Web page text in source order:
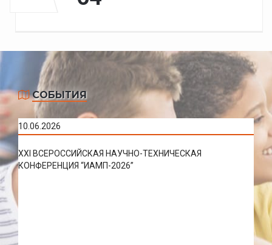
СОБЫТИЯ
10.06.2026
XXI ВСЕРОССИЙСКАЯ НАУЧНО-ТЕХНИЧЕСКАЯ
КОНФЕРЕНЦИЯ “ИАМП-2026”